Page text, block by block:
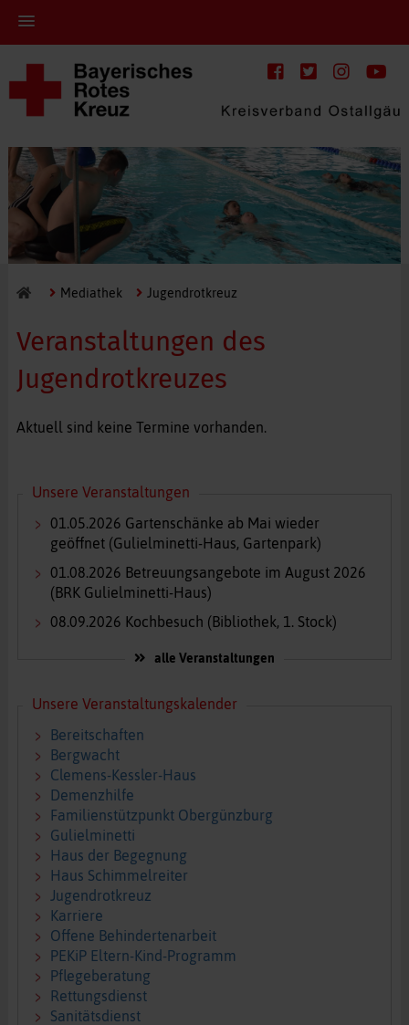
Mediathek Jugendrotkreuz
Veranstaltungen des
Jugendrotkreuzes
Aktuell sind keine Termine vorhanden.
Unsere Veranstaltungen
01.05.2026 Gartenschänke ab Mai wieder
geöffnet (Gulielminetti-Haus, Gartenpark)
01.08.2026 Betreuungsangebote im August 2026
(BRK Gulielminetti-Haus)
08.09.2026 Kochbesuch (Bibliothek, 1. Stock)
alle Veranstaltungen
Unsere Veranstaltungskalender
Bereitschaften
Bergwacht
Clemens-Kessler-Haus
Demenzhilfe
Familienstützpunkt Obergünzburg
Gulielminetti
Haus der Begegnung
Haus Schimmelreiter
Jugendrotkreuz
Karriere
Offene Behindertenarbeit
PEKiP Eltern-Kind-Programm
Pflegeberatung
Rettungsdienst
Sanitätsdienst